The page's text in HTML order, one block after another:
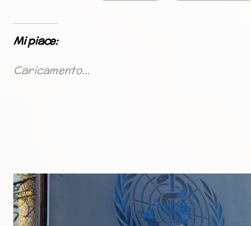
Mi piace:
Caricamento...